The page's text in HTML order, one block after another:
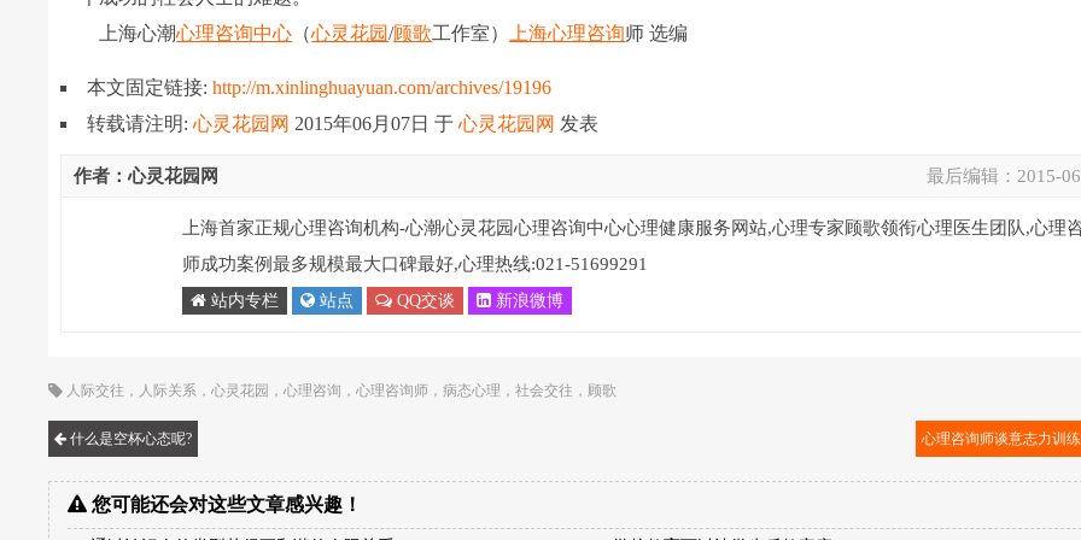
上海心潮心理咨询中心 （心灵花园/顾歌工作室） 上海心理咨询师 选编
本文固定链接:http://m.xinlinghuayuan.com/archives/19196
转载请注明:心灵花园网 2015年06月07日于心灵花园网 发表
最后编辑： 2015-
作者：心灵花园网
上海首家正规心理咨询机构-心潮心灵花园心理咨询中心心理健康服务网站,心理专家顾歌领衔心理医生团队,心理
师成功案例最多规模最大口碑最好,心理热线:021-51699291
站内专栏 站点 QQ交谈 新浪微博
人际交往 ， 人际关系 ，心灵花园 ，心理咨询 ，心理咨询师 ，病态心理 ，社会交往 ， 顾歌
什么是空杯心态呢? 心理咨询师谈意志力训
您可能还会对这些文章感兴趣！